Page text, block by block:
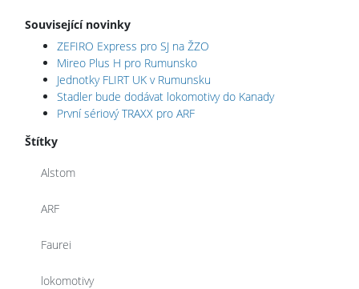
Související novinky
ZEFIRO Express pro SJ na ŽZO
Mireo Plus H pro Rumunsko
Jednotky FLIRT UK v Rumunsku
Stadler bude dodávat lokomotivy do Kanady
První sériový TRAXX pro ARF
Štítky
Alstom
ARF
Faurei
lokomotivy